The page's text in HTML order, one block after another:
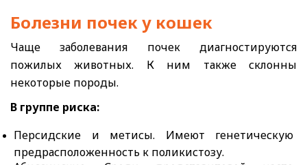
Болезни почек у кошек
Чаще заболевания почек диагностируются
пожилых животных. К ним также склонны
некоторые породы.
В группе риска:
Персидские и метисы. Имеют генетическую
предрасположенность к поликистозу.